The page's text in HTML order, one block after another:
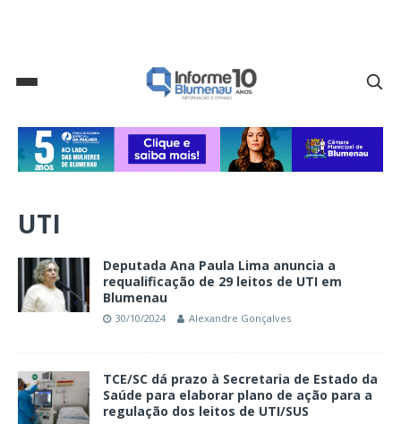
UTI
Deputada Ana Paula Lima anuncia a
requalificação de 29 leitos de UTI em
Blumenau
30/10/2024 Alexandre Gonçalves
TCE/SC dá prazo à Secretaria de Estado da
Saúde para elaborar plano de ação para a
regulação dos leitos de UTI/SUS